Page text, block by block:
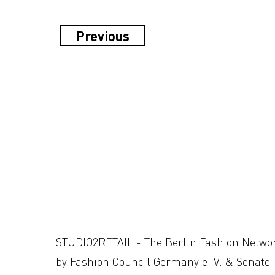
Previous
STUDIO2RETAIL - The Berlin Fashion
by Fashion Council Germany e. V. & Senate